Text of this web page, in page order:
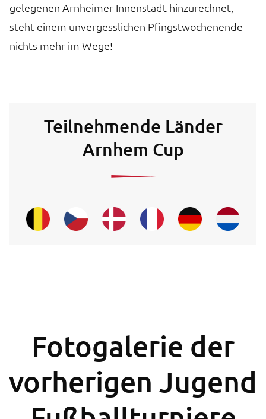
gelegenen Arnheimer Innenstadt hinzurechnet,
steht einem unvergesslichen Pfingstwochenende
nichts mehr im Wege!
Teilnehmende Länder
Arnhem Cup
Fotogalerie der
vorherigen Jugend